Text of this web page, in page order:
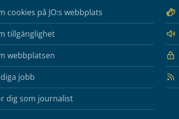
cookies på JO:s webbplats
tillgänglighet
webbplatsen
jobb
dig som journalist